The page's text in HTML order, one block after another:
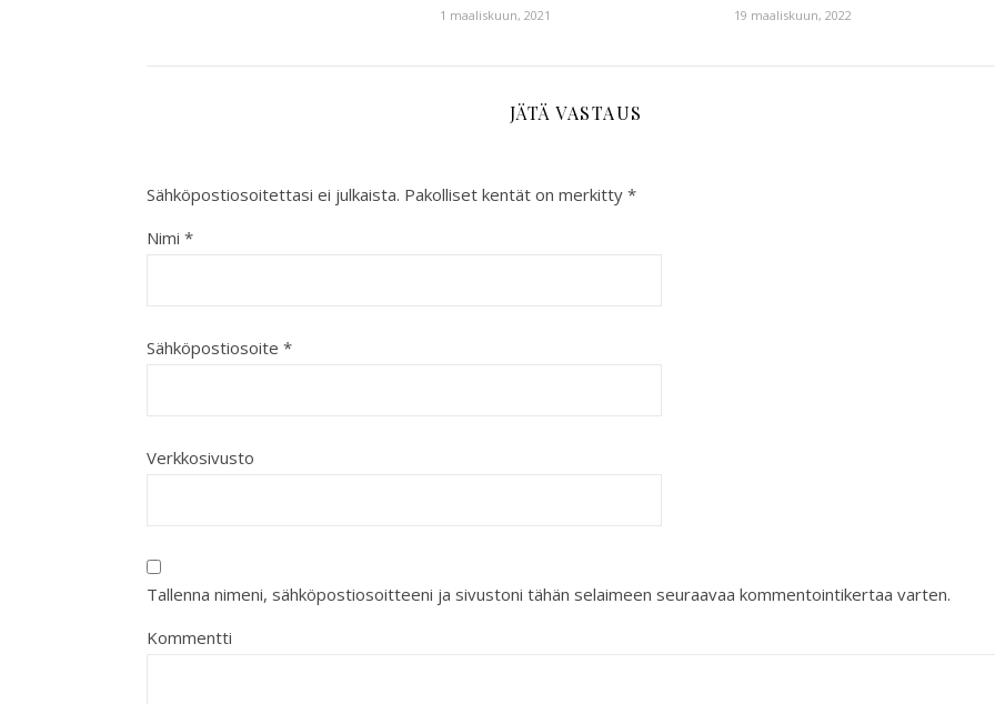
1 maaliskuun, 2021 19 maaliskuun, 2022
JÄTÄ VASTAUS
Sähköpostiosoitettasi ei julkaista. Pakolliset kentät on merkitty *
Nimi *
Sähköpostiosoite *
Verkkosivusto
Tallenna nimeni, sähköpostiosoitteeni ja sivustoni tähän selaimeen seuraavaa kommentointikertaa varten.
Kommentti